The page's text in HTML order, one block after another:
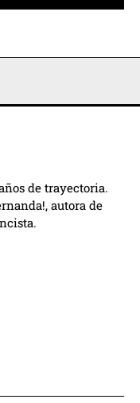
de trayectoria.
autora de